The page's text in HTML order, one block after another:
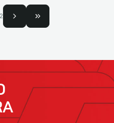
Przejdź do ostatniej